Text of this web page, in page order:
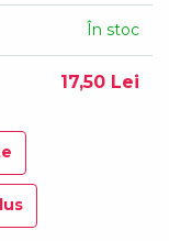
În stoc
17,50 Lei